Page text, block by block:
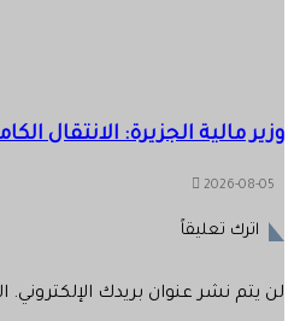
وزير مالية الجزيرة: الانتقال
2026-08-05
اترك تعليقاً
لن يتم نشر عنوان بريدك الإلكتروني.